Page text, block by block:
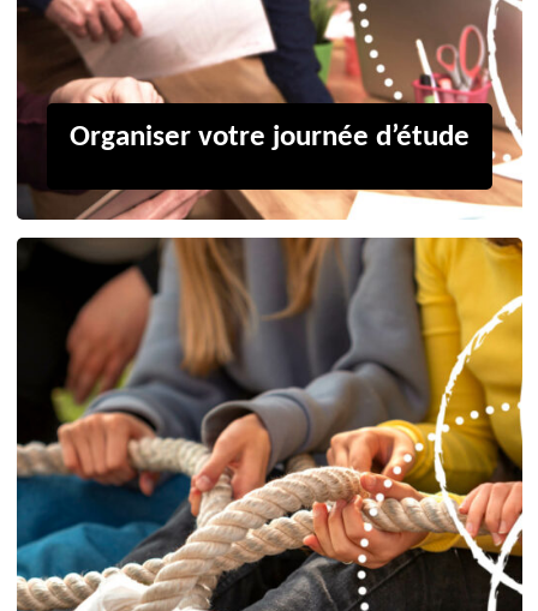
Organiser votre journée d’étude